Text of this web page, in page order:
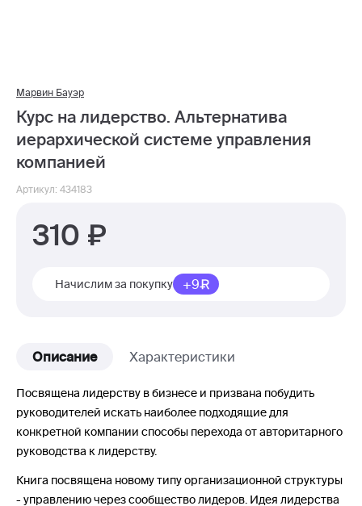
Марвин Бауэр
Курс на лидерство. Альтернатива
иерархической системе управления
компанией
Артикул: 434183
310
Начислим за покупку +9
Описание Характеристики
Посвящена лидерству в бизнесе и призвана побудить
руководителей искать наиболее подходящие для
конкретной компании способы перехода от авторитарного
руководства к лидерству.
Книга посвящена новому типу организационной структуры
- управлению через сообщество лидеров. Идея лидерства